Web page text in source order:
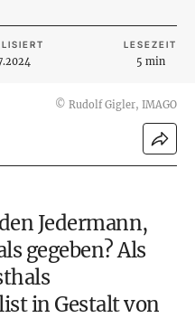
LESEZEIT
5 min
© Rudolf Gigler, IMAGO
Jedermann,
gegeben? Als
in Gestalt von